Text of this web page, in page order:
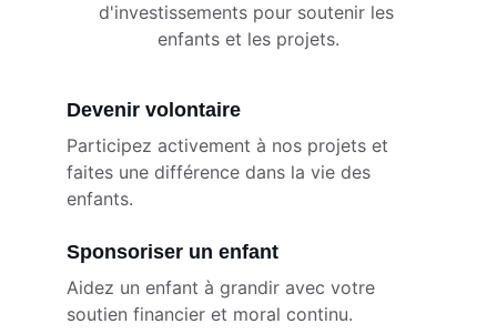
d'investissements pour soutenir les
enfants et les projets.
Sponsoriser un enfant
Aidez un enfant à grandir avec votre
soutien financier et moral continu.
Devenir volontaire
Participez activement à nos projets et
faites une différence dans la vie des
enfants.